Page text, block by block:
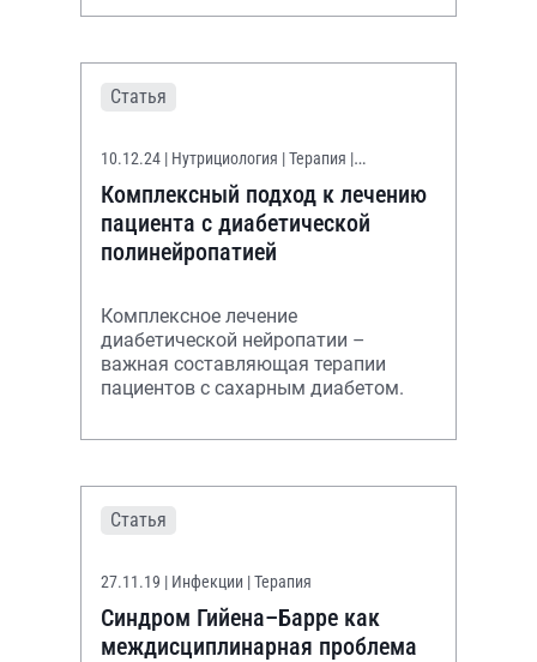
лечению и профилактике ночных
Статья
10.12.24 | Нутрициология | Терапия |
Эндокринология
Комплексный подход к лечению
пациента с диабетической
полинейропатией
Комплексное лечение
диабетической нейропатии –
важная составляющая терапии
пациентов с сахарным диабетом.
Статья
27.11.19 | Инфекции | Терапия
Синдром Гийена–Барре как
междисциплинарная проблема